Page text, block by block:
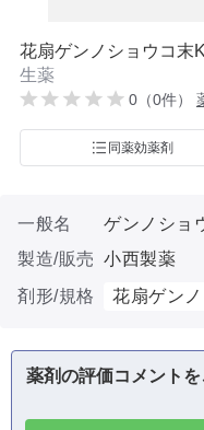
花扇ゲンノショウコ末K
生薬
0（0件）
同薬効薬剤
一般名
ゲンノショ
製造/販売 小西製薬
剤形/規格
花扇ゲン
薬剤の評価コメント